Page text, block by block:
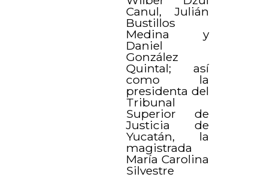
Canul, Julián
Bustillos
Medina y
Daniel
González
Quintal; así
como la
presidenta del
Tribunal
Superior de
Justicia de
Yucatán, la
magistrada
María Carolina
Silvestre